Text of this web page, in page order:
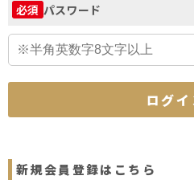
必須 パスワード
ログイ
新規会員登録はこちら